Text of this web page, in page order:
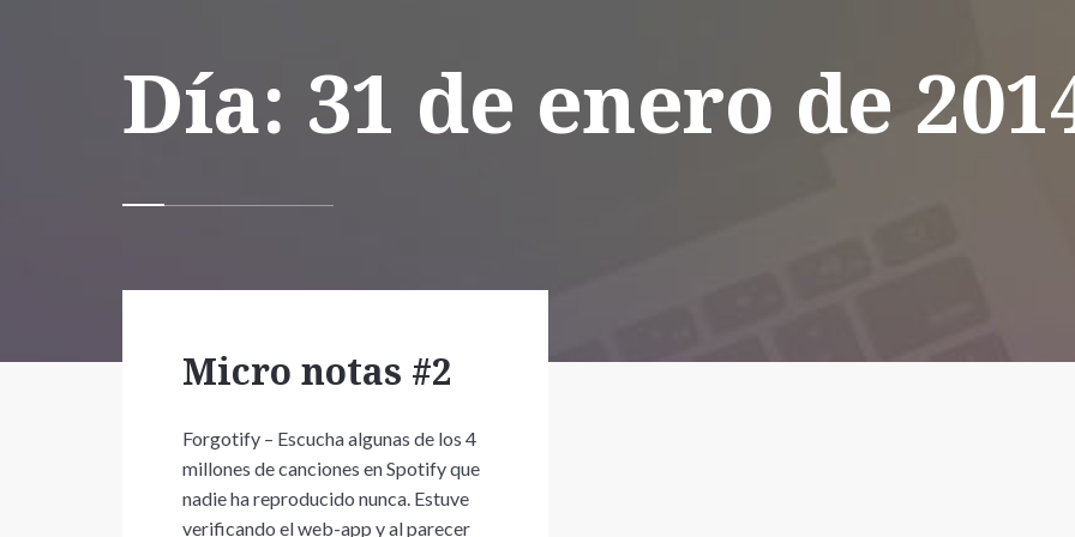
Día: 31 de enero de
Micro notas #2
Forgotify – Escucha algunas de los 4
millones de canciones en Spotify que
nadie ha reproducido nunca. Estuve
verificando el web-app y al parecer